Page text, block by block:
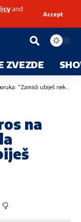
and
Accept
ZVEZDE
“Zamisli ubiješ nekoga”
na